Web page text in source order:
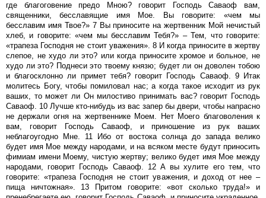
где благоговение предо Мною? говорит Господь Саваоф вам,
священники, бесславящие имя Мое. Вы говорите: «чем мы
бесславим имя Твое?» 7 Вы приносите на жертвенник Мой нечистый
хлеб, и говорите: «чем мы бесславим Тебя?» – Тем, что говорите:
«трапеза Господня не стоит уважения». 8 И когда приносите в жертву
слепое, не худо ли это? или когда приносите хромое и больное, не
худо ли это? Поднеси это твоему князю; будет ли он доволен тобою
и благосклонно ли примет тебя? говорит Господь Саваоф. 9 Итак
молитесь Богу, чтобы помиловал нас; а когда такое исходит из рук
ваших, то может ли Он милостиво принимать вас? говорит Господь
Саваоф. 10 Лучше кто-нибудь из вас запер бы двери, чтобы напрасно
не держали огня на жертвеннике Моем. Нет Моего благоволения к
вам, говорит Господь Саваоф, и приношение из рук ваших
неблагоугодно Мне. 11 Ибо от востока солнца до запада велико
будет имя Мое между народами, и на всяком месте будут приносить
фимиам имени Моему, чистую жертву; велико будет имя Мое между
народами, говорит Господь Саваоф. 12 А вы хулите его тем, что
говорите: «трапеза Господня не стоит уважения, и доход от нее –
пища ничтожная». 13 Притом говорите: «вот сколько труда!» и